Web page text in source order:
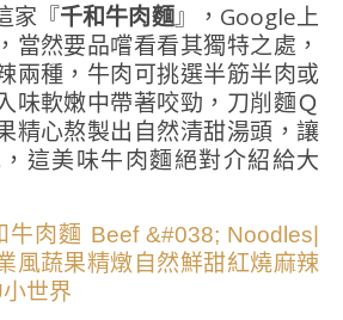
家『千和牛肉麵』，Google上
當然要品嚐看看其獨特之處，
兩種，牛肉可挑選半筋半肉或
味軟嫩中帶著咬勁，刀削麵Ｑ
精心熬製出自然清甜湯頭，讓
這美味牛肉麵絕對介紹給大